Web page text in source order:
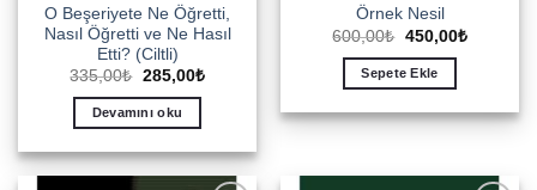
O Beşeriyete Ne Öğretti,
Nasıl Öğretti ve Ne Hasıl
Etti? (Ciltli)
335,00₺ Orijinal
335,00₺.
285,00₺Şu
Devamını oku
Örnek Nesil
600,00₺ Orijinal
fiyat:
600,00₺.
450,00₺Şu
Sepete Ekle